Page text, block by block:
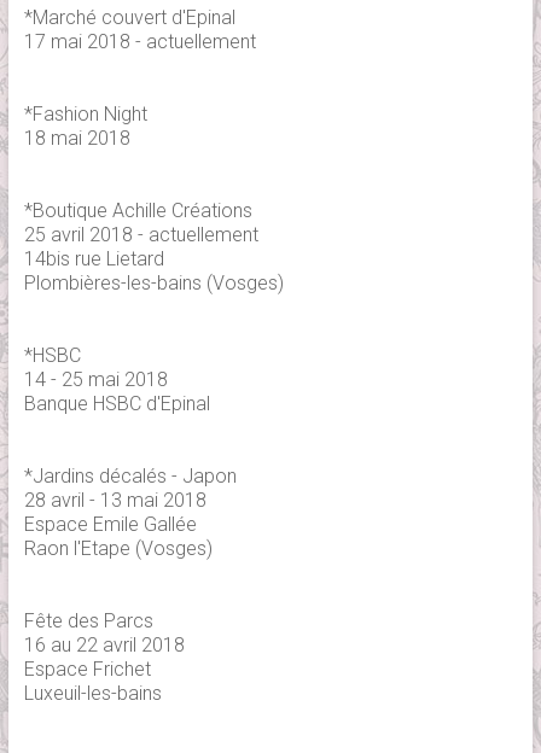
*Marché couvert d'Epinal
17 mai 2018 - actuellement
*Fashion Night
18 mai 2018
*Boutique Achille Créations
25 avril 2018 - actuellement
14bis rue Lietard
Plombières-les-bains (Vosges)
*HSBC
14 - 25 mai 2018
Banque HSBC d'Epinal
*Jardins décalés - Japon
28 avril - 13 mai 2018
Espace Emile Gallée
Raon l'Etape (Vosges)
Fête des Parcs
16 au 22 avril 2018
Espace Frichet
Luxeuil-les-bains